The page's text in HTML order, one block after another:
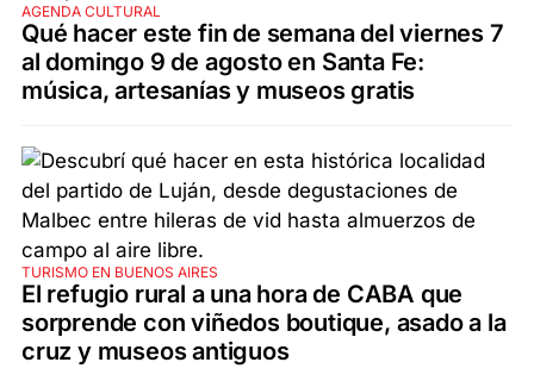
AGENDA CULTURAL
Qué hacer este fin de semana del viernes 7
al domingo 9 de agosto en Santa Fe:
música, artesanías y museos gratis
TURISMO EN BUENOS AIRES
El refugio rural a una hora de CABA que
sorprende con viñedos boutique, asado a la
cruz y museos antiguos